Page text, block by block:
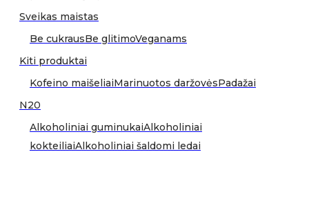
Sveikas maistas
Be cukrausBe glitimoVeganams
Kiti produktai
Kofeino maišeliaiMarinuotos daržovėsPadažai
N20
Alkoholiniai guminukaiAlkoholiniai
kokteiliaiAlkoholiniai šaldomi ledai